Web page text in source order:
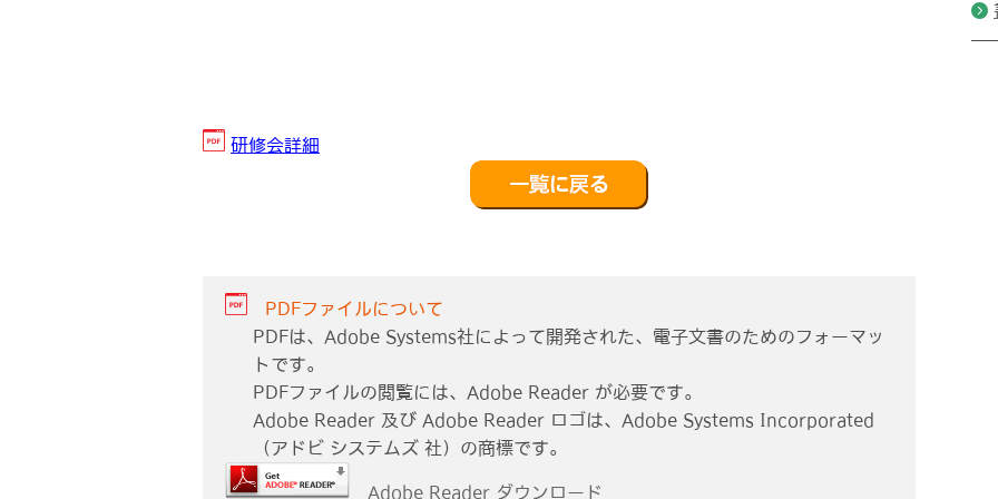
研修会詳細
PDFファイルについて
PDFは、Adobe Systems社によって開発された、電子文書のためのフォーマッ
トです。
PDFファイルの閲覧には、Adobe Reader が必要です。
Adobe Reader 及び Adobe Reader ロゴは、Adobe Systems Incorporated
（アドビ システムズ 社）の商標です。
Adobe Reader ダウンロード